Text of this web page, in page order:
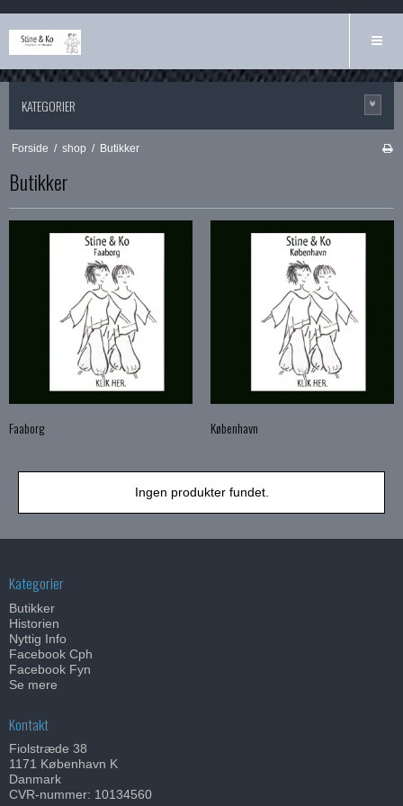
KATEGORIER
Forside / shop / Butikker
Butikker
Faaborg København
Ingen produkter fundet.
Kategorier
Butikker
Historien
Nyttig Info
Facebook Cph
Facebook Fyn
Se mere
Kontakt
Fiolstræde 38
1171 København K
Danmark
CVR-nummer: 10134560